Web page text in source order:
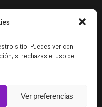
sitio. Puedes ver con
si rechazas el uso de
Ver preferencias